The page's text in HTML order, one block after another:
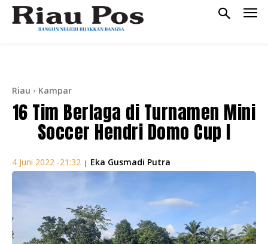
Riau Kampar
16 Tim Berlaga di Turnamen Mini
Soccer Hendri Domo Cup I
4 Juni 2022 -21:32 | Eka Gusmadi Putra